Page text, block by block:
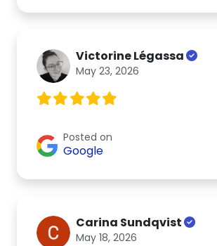
Victorine Légassa
May 23, 2026
Posted on
Google
Carina Sundqvist
May 18, 2026